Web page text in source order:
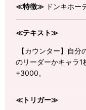
≪特徴≫ ドンキホー
≪テキスト≫
【カウンター】自分
のリーダーかキャラ1
+3000。
≪トリガー≫